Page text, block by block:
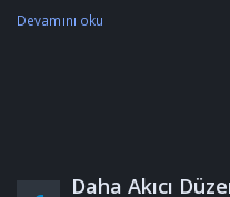
Devamını oku
Daha Akıcı